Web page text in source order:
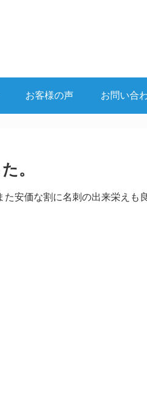
お客様の声 お問い合
。
安価な割に名刺の出来栄えも良